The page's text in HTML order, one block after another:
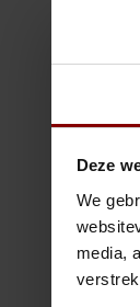
Deze
We
media,